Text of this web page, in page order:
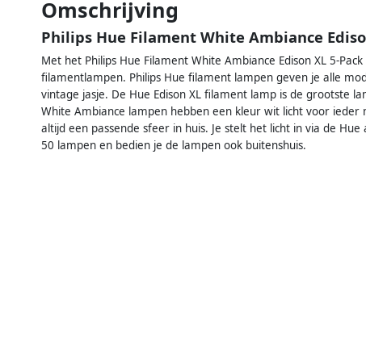
Omschrijving
Philips Hue Filament White Ambiance
Met het Philips Hue Filament White Ambiance Edison XL 5-
filamentlampen. Philips Hue filament lampen geven je alle
vintage jasje. De Hue Edison XL filament lamp is de grootste
White Ambiance lampen hebben een kleur wit licht voor
altijd een passende sfeer in huis. Je stelt het licht in via de
50 lampen en bedien je de lampen ook buitenshuis.